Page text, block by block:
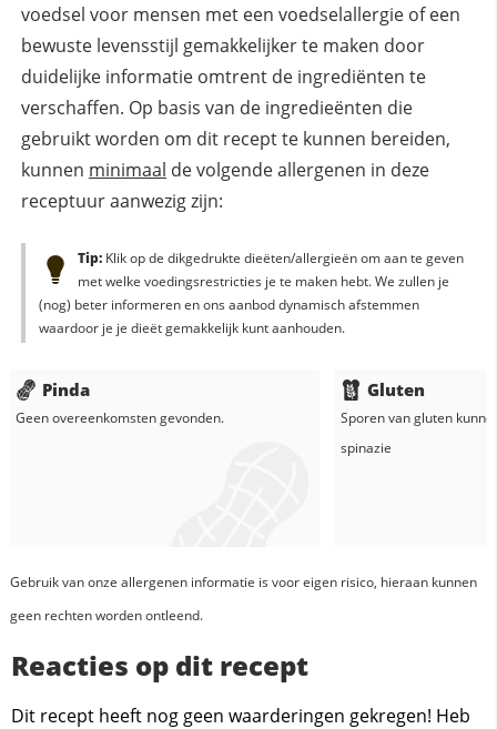
voedsel voor mensen met een voedselallergie of een
bewuste levensstijl gemakkelijker te maken door
duidelijke informatie omtrent de ingrediënten te
verschaffen. Op basis van de ingredieënten die
gebruikt worden om dit recept te kunnen bereiden,
kunnen minimaal de volgende allergenen in deze
receptuur aanwezig zijn:
Tip:Klik op de dikgedrukte dieëten/allergieën om aan te geven
met welke voedingsrestricties je te maken hebt. We zullen je
(nog) beter informeren en ons aanbod dynamisch afstemmen
waardoor je je dieët gemakkelijk kunt aanhouden.
Pinda
Geen overeenkomsten gevonden.
Gluten
Sporen van gluten
spinazie
Gebruik van onze allergenen informatie is voor eigen risico, hieraan kunnen
geen rechten worden ontleend.
Reacties op dit recept
Dit recept heeft nog geen waarderingen gekregen! Heb